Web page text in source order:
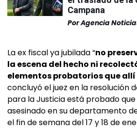
Campana
PorAgencia
La ex fiscal ya jubilada “no
la escena del hecho ni
elementos probatorios que
concluyó el juez en la resolución
para la Justicia está probado que
asesinado en su departamento
el fin de semana del 17 y 18 de